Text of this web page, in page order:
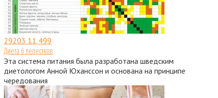
29203 11 499
Диета 6 лепестков
Эта система питания была разработана шведским
диетологом Анной Юханссон и основана на принципе
чередования